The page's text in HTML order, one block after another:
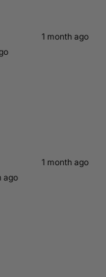
1 month ago
1 month ago
ago